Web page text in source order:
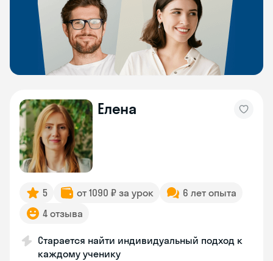
Елена
5 от 1090 ₽ за урок
6 лет опыта
4 отзыва
Старается найти индивидуальный подход к
каждому ученику